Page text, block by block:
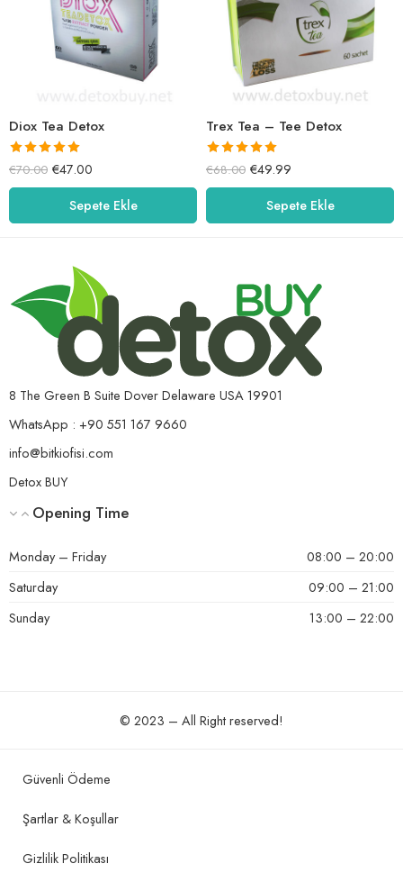
Diox Tea Detox
5 üzerinden
5.00oy aldı
€70.00 €47.00
Sepete Ekle
Trex Tea – Tee Detox
5 üzerinden
5.00oy aldı
€68.00 €49.99
Sepete Ekle
8 The Green B Suite Dover Delaware USA 19901
WhatsApp : +90 551 167 9660
info@bitkiofisi.com
Detox BUY
Opening Time
Monday – Friday
08:00 – 20:00
Saturday
09:00 – 21:00
Sunday
13:00 – 22:00
© 2023 – All Right reserved!
Güvenli Ödeme
Şartlar & Koşullar
Gizlilik Politikası